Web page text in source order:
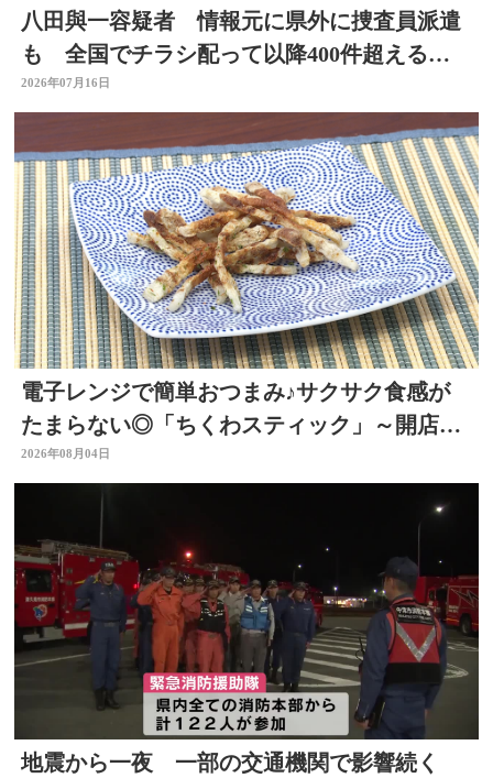
八田與一容疑者 情報元に県外に捜査員派遣
も 全国でチラシ配って以降400件超える情
報 大分
2026年07月16日
電子レンジで簡単おつまみ♪サクサク食感が
たまらない◎「ちくわスティック」～開店！
キッチン別府ちゃん～
2026年08月04日
地震から一夜 一部の交通機関で影響続く